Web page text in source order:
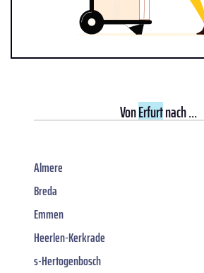
VonErfurtnach ...
Almere
Breda
Emmen
Heerlen-Kerkrade
s-Hertogenbosch